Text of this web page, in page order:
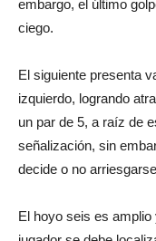
embargo, el último
ciego.
El siguiente presenta
izquierdo, logrando
un par de 5, a raíz de
señalización, sin
decide o no
El hoyo seis es